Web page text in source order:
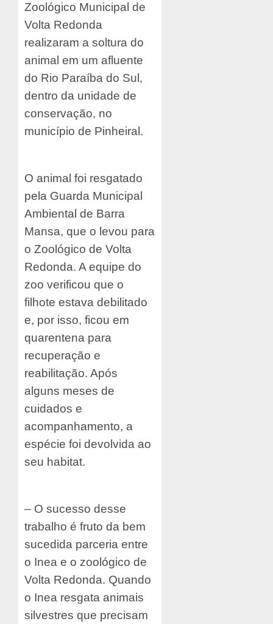
Zoológico Municipal de
Volta Redonda
realizaram a soltura do
animal em um afluente
do Rio Paraíba do Sul,
dentro da unidade de
conservação, no
município de Pinheiral.
O animal foi resgatado
pela Guarda Municipal
Ambiental de Barra
Mansa, que o levou para
o Zoológico de Volta
Redonda. A equipe do
zoo verificou que o
filhote estava debilitado
e, por isso, ficou em
quarentena para
recuperação e
reabilitação. Após
alguns meses de
cuidados e
acompanhamento, a
espécie foi devolvida ao
seu habitat.
– O sucesso desse
trabalho é fruto da bem
sucedida parceria entre
o Inea e o zoológico de
Volta Redonda. Quando
o Inea resgata animais
silvestres que precisam